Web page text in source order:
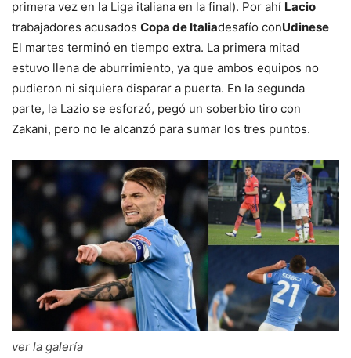
primera vez en la Liga italiana en la final). Por ahí Lacio
trabajadores acusados Copa de Italiadesafío conUdinese
El martes terminó en tiempo extra. La primera mitad
estuvo llena de aburrimiento, ya que ambos equipos no
pudieron ni siquiera disparar a puerta. En la segunda
parte, la Lazio se esforzó, pegó un soberbio tiro con
Zakani, pero no le alcanzó para sumar los tres puntos.
ver la galería